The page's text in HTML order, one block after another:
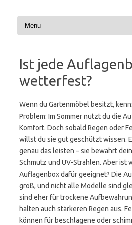
Ist jede
wetterfest?
Wenn du Gartenmöbel besitzt,
Problem: Im Sommer nutzt du die
Komfort. Doch sobald Regen oder
willst du sie gut geschützt wissen.
genau das leisten – sie bewahrt
Schmutz und UV-Strahlen. Aber ist
Auflagenbox dafür geeignet? Die
groß, und nicht alle Modelle sind
sind eher für trockene
halten auch stärkeren Regen aus.
können für beschlagene oder